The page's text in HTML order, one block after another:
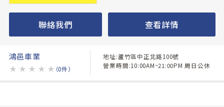
聯絡我們 查看詳情
鴻邑車業
★ ★ ★ ★ ★ （0件）
地址:蘆竹區中正北路100號
營業時間:10:00AM~21:00PM 周日公休